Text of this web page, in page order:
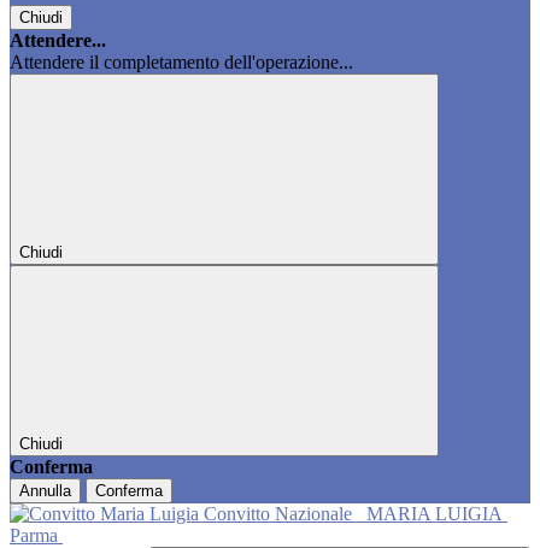
Chiudi
Attendere...
Attendere il completamento dell'operazione...
Chiudi
Chiudi
Conferma
Annulla Conferma
Convitto Nazionale
MARIA LUIGIA
Parma